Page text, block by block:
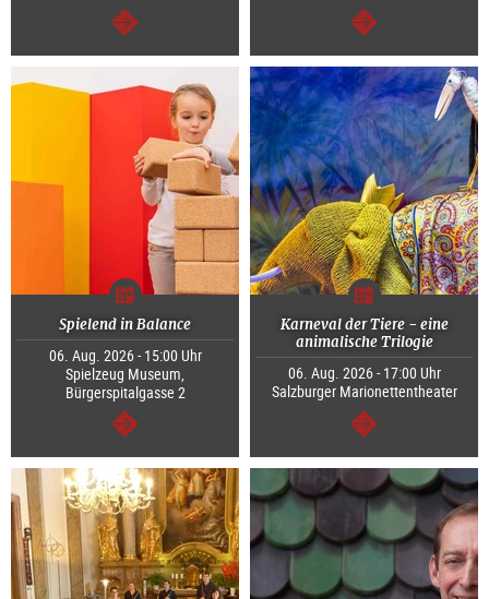
weiter weiter
Spielend in Balance
06. Aug. 2026 - 15:00 Uhr
Spielzeug Museum,
Bürgerspitalgasse 2
weiter
Karneval der Tiere - eine
animalische Trilogie
06. Aug. 2026 - 17:00 Uhr
Salzburger Marionettentheater
weiter